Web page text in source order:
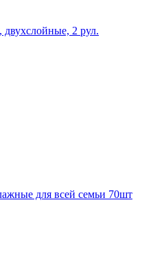
2 рул.
для всей семьи 70шт